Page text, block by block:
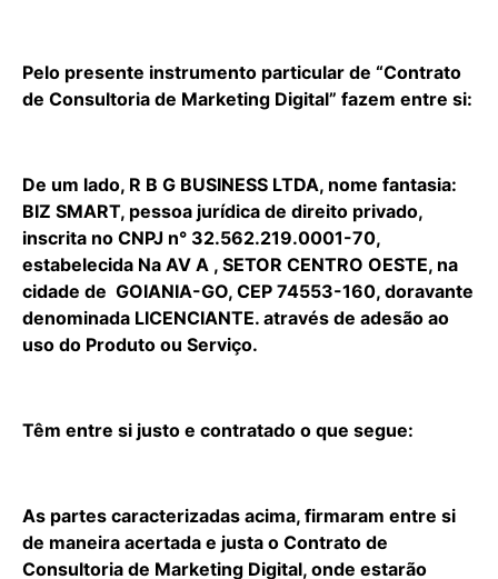
Pelo presente instrumento particular de “Contrato
de Consultoria de Marketing Digital” fazem entre si:
De um lado, R B G BUSINESS LTDA, nome fantasia:
BIZ SMART, pessoa jurídica de direito privado,
inscrita no CNPJ n° 32.562.219.0001-70,
estabelecida Na AV A , SETOR CENTRO OESTE, na
cidade de GOIANIA-GO, CEP 74553-160, doravante
denominada LICENCIANTE. através de adesão ao
uso do Produto ou Serviço.
Têm entre si justo e contratado o que segue:
As partes caracterizadas acima, firmaram entre si
de maneira acertada e justa o Contrato de
Consultoria de Marketing Digital, onde estarão